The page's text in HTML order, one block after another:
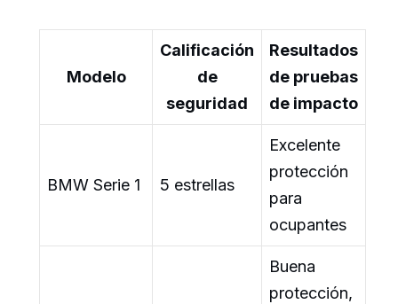
Modelo
Calificación
de
seguridad
Resultados
de pruebas
de impacto
BMW Serie 1 5 estrellas
Excelente
protección
para
ocupantes
Buena
protección,